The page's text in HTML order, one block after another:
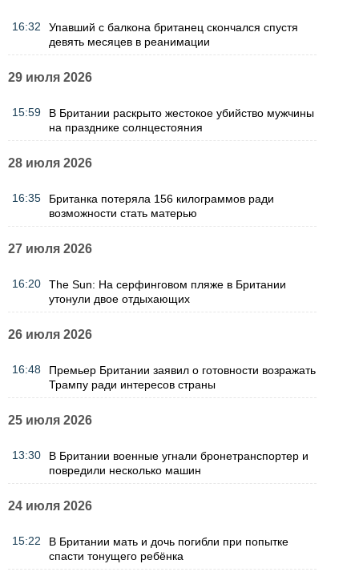
16:32
Упавший с балкона британец скончался спустя
девять месяцев в реанимации
29 июля 2026
15:59
В Британии раскрыто жестокое убийство мужчины
на празднике солнцестояния
28 июля 2026
16:35
Британка потеряла 156 килограммов ради
возможности стать матерью
27 июля 2026
16:20
The Sun: На серфинговом пляже в Британии
утонули двое отдыхающих
26 июля 2026
16:48
Премьер Британии заявил о готовности возражать
Трампу ради интересов страны
25 июля 2026
13:30
В Британии военные угнали бронетранспортер и
повредили несколько машин
24 июля 2026
15:22
В Британии мать и дочь погибли при попытке
спасти тонущего ребёнка